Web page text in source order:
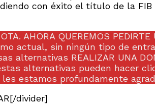
con éxito el título de la
AHORA QUEREMOS
actual, sin ningún tipo de
alternativas REALIZAR UNA
alternativas pueden hacer
estamos profundamente
divider]